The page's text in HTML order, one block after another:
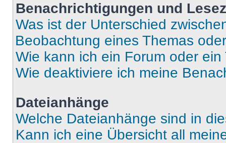
Benachrichtigungen und
Was ist der Unterschied
Beobachtung eines Themas
Wie kann ich ein Forum oder
Wie deaktiviere ich meine
Dateianhänge
Welche Dateianhänge sind in
Kann ich eine Übersicht all